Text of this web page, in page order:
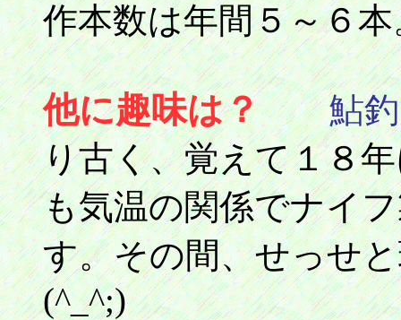
作本数は年間５～６本
他に趣味は？
鮎
り古く、覚えて１８
も気温の関係でナイ
す。その間、せっせ
(^_^;)